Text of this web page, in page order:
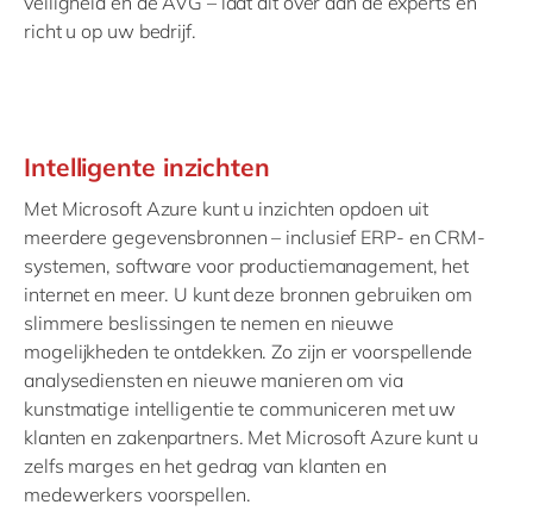
richt u op uw bedrijf.
Intelligente inzichten
Met Microsoft Azure kunt u inzichten opdoen uit
meerdere gegevensbronnen – inclusief ERP- en CRM-
systemen, software voor productiemanagement, het
internet en meer. U kunt deze bronnen gebruiken om
slimmere beslissingen te nemen en nieuwe
mogelijkheden te ontdekken. Zo zijn er voorspellende
analysediensten en nieuwe manieren om via
kunstmatige intelligentie te communiceren met uw
klanten en zakenpartners. Met Microsoft Azure kunt u
zelfs marges en het gedrag van klanten en
medewerkers voorspellen.